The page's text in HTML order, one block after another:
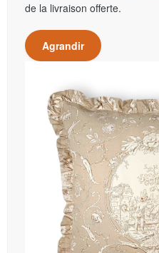
de la livraison offerte.
Agrandir